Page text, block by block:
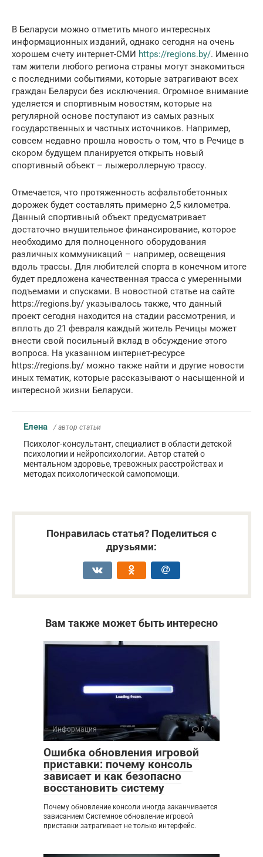
В Беларуси можно отметить много интересных
информационных изданий, однако сегодня на очень
хорошем счету интернет-СМИ https://regions.by/. Именно
там жители любого региона страны могут знакомиться
с последними событиями, которые затрагивают всех
граждан Беларуси без исключения. Огромное внимание
уделяется и спортивным новостям, которые на
регулярной основе поступают из самых разных
государственных и частных источников. Например,
совсем недавно прошла новость о том, что в Речице в
скором будущем планируется открыть новый
спортивный объект – лыжероллерную трассу.
Отмечается, что протяженность асфальтобетонных
дорожек будет составлять примерно 2,5 километра.
Данный спортивный объект предусматривает
достаточно внушительное финансирование, которое
необходимо для полноценного оборудования
различных коммуникаций – например, освещения
вдоль трассы. Для любителей спорта в конечном итоге
будет предложена качественная трасса с умеренными
подъемами и спусками. В новостной статье на сайте
https://regions.by/ указывалось также, что данный
проект сегодня находится на стадии рассмотрения, и
вплоть до 21 февраля каждый житель Речицы может
внести свой посильный вклад в обсуждение этого
вопроса. На указанном интернет-ресурсе
https://regions.by/ можно также найти и другие новости
иных тематик, которые рассказывают о насыщенной и
интересной жизни Беларуси.
Елена / автор статьи
Психолог-консультант, специалист в области детской
психологии и нейропсихологии. Автор статей о
ментальном здоровье, тревожных расстройствах и
методах психологической самопомощи.
Понравилась статья? Поделиться с
друзьями:
Вам также может быть интересно
Информация 0
Ошибка обновления игровой
приставки: почему консоль
зависает и как безопасно
восстановить систему
Почему обновление консоли иногда заканчивается
зависанием Системное обновление игровой
приставки затрагивает не только интерфейс.